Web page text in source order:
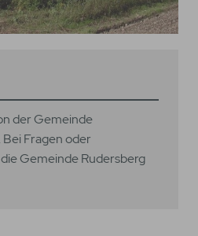
der Gemeinde
Fragen oder
Gemeinde Rudersberg